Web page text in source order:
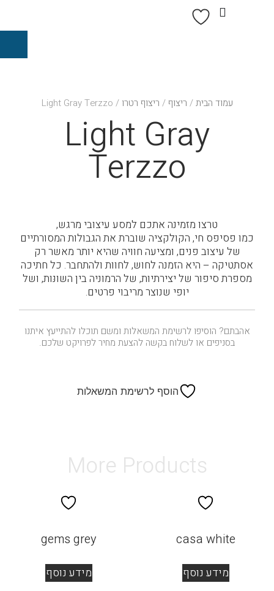
עמוד הבית/ ריצוף/ ריצוף רטרו / Light Gray Terzzo
Light Gray
Terzzo
טרצו מזמינה אתכם למסע עיצובי מרגש,
כמו פסיפס חי, הקולקציה שוברת את הגבולות המסורתיים
של עיצוב פנים, ומציעה חוויה שהיא יותר מאשר רק
אסתטיקה – היא הזמנה לחוש, לחוות ולהתחבר. כל חתיכה
מספרת סיפור של יצירתיות, של הרמוניה בין השונּות, ושל
יופי שנוצר מריבוי פרטים.
אהבתם? הוסיפו לרשימת המשאלות ומשם תוכלו להתייעץ איתנו
בסניפים או לשלוח בקשה להצעת מחיר לפרויקט שלכם.
הוסף לרשימת המשאלות
More Products
casa white
מידע נוסף
gems grey
מידע נוסף